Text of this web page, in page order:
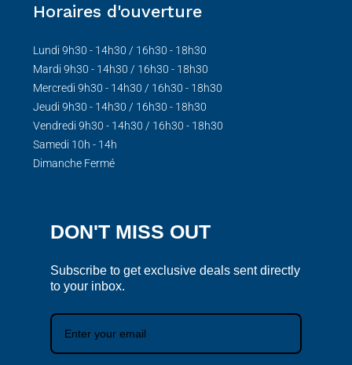
Horaires d'ouverture
Lundi 9h30 - 14h30 / 16h30 - 18h30
Mardi 9h30 - 14h30 / 16h30 - 18h30
Mercredi 9h30 - 14h30 / 16h30 - 18h30
Jeudi 9h30 - 14h30 / 16h30 - 18h30
Vendredi 9h30 - 14h30 / 16h30 - 18h30
Samedi 10h - 14h
Dimanche Fermé
DON'T MISS OUT
Subscribe to get exclusive deals sent directly
to your inbox.